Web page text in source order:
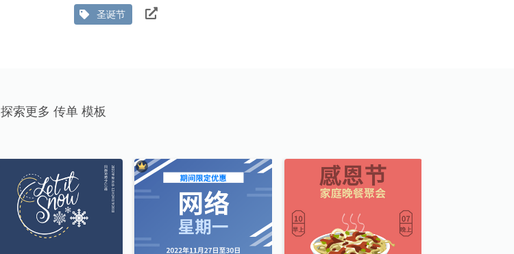
圣诞节
探索更多 传单 模板